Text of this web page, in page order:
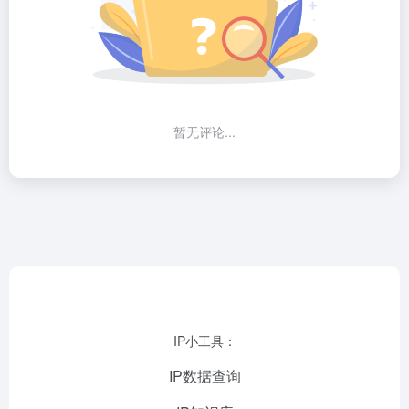
暂无评论...
IP小工具：
IP数据查询